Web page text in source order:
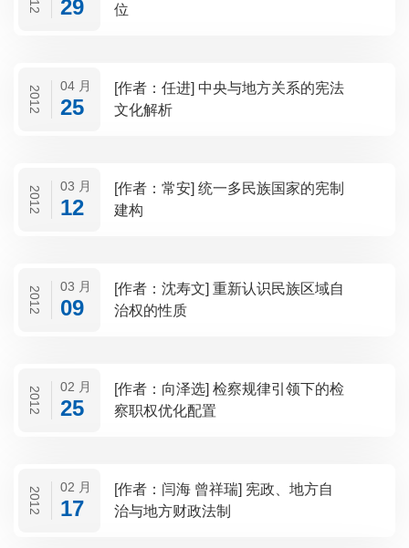
29
位
2012 04 月
25
[作者：任进] 中央与地方关系的宪法
文化解析
2012 03 月
12
[作者：常安] 统一多民族国家的宪制
建构
2012 03 月
09
[作者：沈寿文] 重新认识民族区域自
治权的性质
2012 02 月
25
[作者：向泽选] 检察规律引领下的检
察职权优化配置
2012 02 月
17
[作者：闫海 曾祥瑞] 宪政、地方自
治与地方财政法制